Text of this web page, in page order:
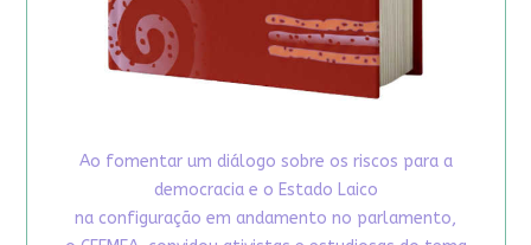
Ao fomentar um diálogo sobre os riscos para a
democracia e o Estado Laico
na configuração em andamento no parlamento,